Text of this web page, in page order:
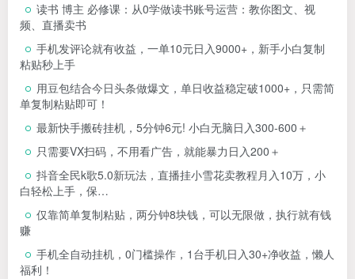
读书 博主 必修课：从0学做读书账号运营：教你图文、视
频、直播卖书
手机发评论就有收益，一单10元日入9000+，新手小白复制
粘贴秒上手
用豆包结合今日头条做爆文，单日收益稳定破1000+，只需简
单复制粘贴即可！
最新快手搬砖挂机，5分钟6元! 小白无脑日入300-600＋
只需要VX扫码，不用看广告，就能暴力日入200＋
抖音全民k歌5.0新玩法，直播挂小雪花卖教程月入10万，小
白轻松上手，保…
仅靠简单复制粘贴，两分钟8块钱，可以无限做，执行就有钱
赚
手机全自动挂机，0门槛操作，1台手机日入30+净收益，懒人
福利！